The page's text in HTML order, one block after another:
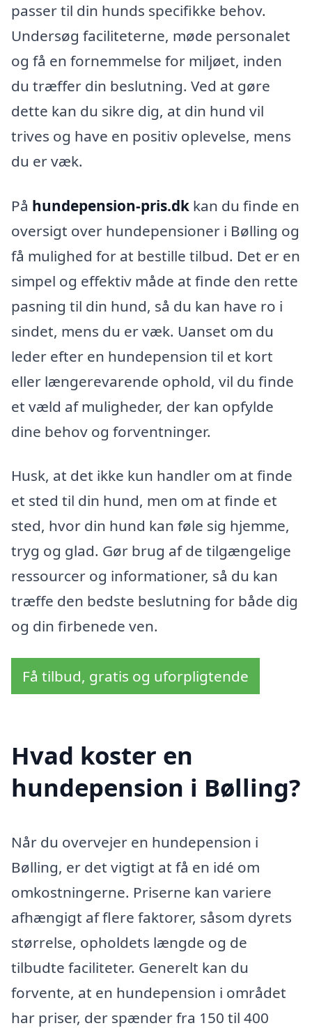
passer til din hunds specifikke behov.
Undersøg faciliteterne, møde personalet
og få en fornemmelse for miljøet, inden
du træffer din beslutning. Ved at gøre
dette kan du sikre dig, at din hund vil
trives og have en positiv oplevelse, mens
du er væk.
På hundepension-pris.dk kan du finde en
oversigt over hundepensioner i Bølling og
få mulighed for at bestille tilbud. Det er en
simpel og effektiv måde at finde den rette
pasning til din hund, så du kan have ro i
sindet, mens du er væk. Uanset om du
leder efter en hundepension til et kort
eller længerevarende ophold, vil du finde
et væld af muligheder, der kan opfylde
dine behov og forventninger.
Husk, at det ikke kun handler om at finde
et sted til din hund, men om at finde et
sted, hvor din hund kan føle sig hjemme,
tryg og glad. Gør brug af de tilgængelige
ressourcer og informationer, så du kan
træffe den bedste beslutning for både dig
og din firbenede ven.
Få tilbud, gratis og uforpligtende
Hvad koster en
hundepension i Bølling?
Når du overvejer en hundepension i
Bølling, er det vigtigt at få en idé om
omkostningerne. Priserne kan variere
afhængigt af flere faktorer, såsom dyrets
størrelse, opholdets længde og de
tilbudte faciliteter. Generelt kan du
forvente, at en hundepension i området
har priser, der spænder fra 150 til 400